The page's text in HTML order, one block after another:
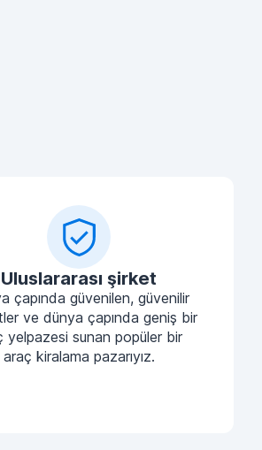
Uluslararası şirket
çapında güvenilen, güvenilir
ve dünya çapında geniş bir
yelpazesi sunan popüler bir
araç kiralama pazarıyız.